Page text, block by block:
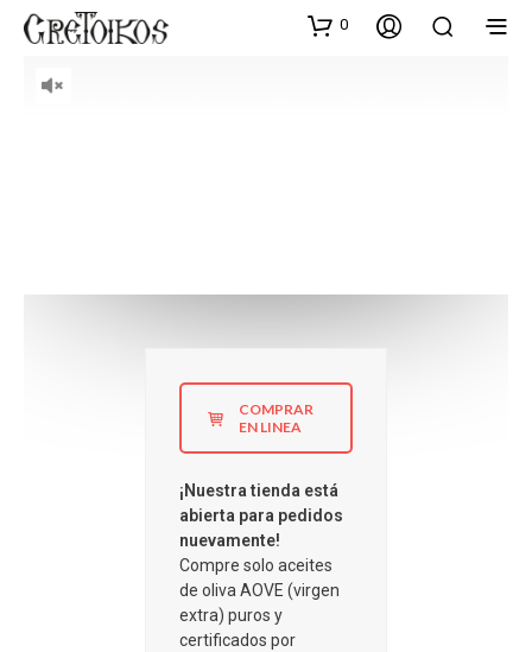
0
COMPRAR
EN LINEA
¡Nuestra tienda está
abierta para pedidos
nuevamente!
Compre solo aceites
de oliva AOVE (virgen
extra) puros y
certificados por